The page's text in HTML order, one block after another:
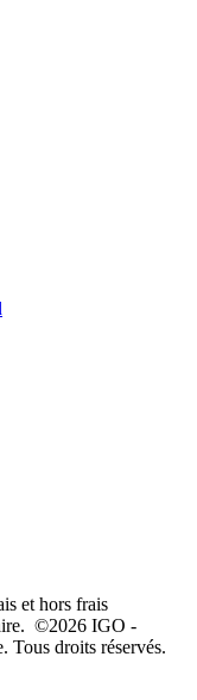
et hors frais
©2026 IGO -
Tous droits réservés.